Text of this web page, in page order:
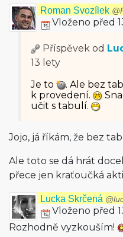
Roman Svozílek
Vloženo před
Příspěvek od
13 lety
Je to
. Ale bez
k provedení.
učit s tabulí.
Jojo, já říkám, že bez
Ale toto se dá hrát
přece jen kraťoučká
Lucka Skrčená
Vloženo před
Rozhodně vyzkouším!